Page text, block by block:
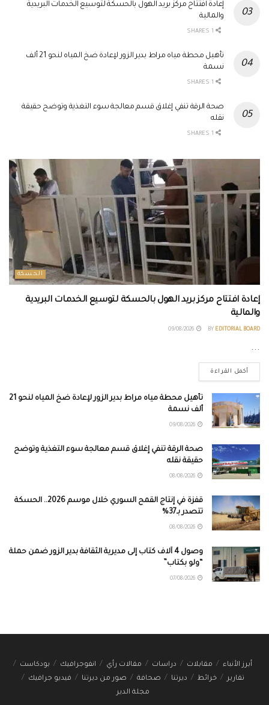
إعادة افتتاح مركز بريد الهول بالحسكة لتوسيع الخدمات البريدية
والمالية
تأهيل محطة مياه مراط بدير الزور لإعادة ضخ المياه لنحو 21 ألف
نسمة
صحة الرقة تنفي إغلاق قسم معالجة سوء التغذية وتوضح حقيقة
نقله
الحسكة
إعادة افتتاح مركز بريد الهول بالحسكة لتوسيع الخدمات البريدية
والمالية
BY EDITORIAL BOARD
...
أكمل القراءة
تأهيل محطة مياه مراط بدير الزور لإعادة ضخ المياه لنحو 21
ألف نسمة
صحة الرقة تنفي إغلاق قسم معالجة سوء التغذية وتوضح
حقيقة نقله
قفزة في إنتاج القمح السوري خلال موسم 2026.. الحسكة
تتصدر بـ37%
وصول 4 آلاف كتاب إلى مديرية الثقافة بدير الزور ضمن حملة
“ولو بكتاب”
أبرز الأنباء مقابلات دراسات مقالات رأي انفوجرافيك
بودكاست
تقارير
خرائط ديرتنا صحافة صور من ديرتنا
فيديو جرافيك
مجلة الدير